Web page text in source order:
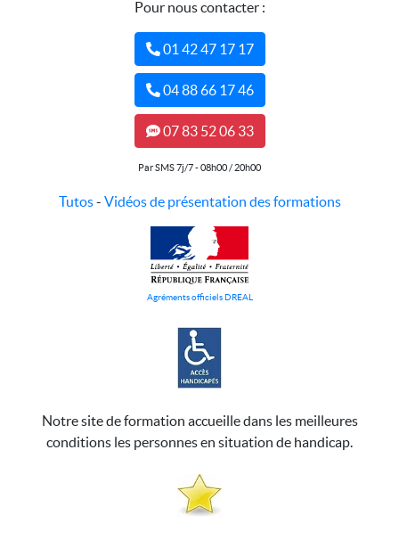
Pour nous contacter :
01 42 47 17 17
04 88 66 17 46
07 83 52 06 33
Par SMS 7j/7 - 08h00 / 20h00
Tutos- Vidéos de présentation des formations
Agréments officiels DREAL
Notre site de formation accueille dans les meilleures
conditions les personnes en situation de handicap.